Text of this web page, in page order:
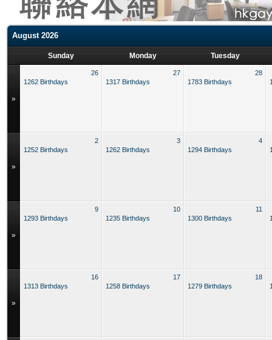
August 2026
Sunday Monday Tuesday
»
26
1262 Birthdays
27
1317 Birthdays
28
1783 Birthdays
»
2
1252 Birthdays
3
1262 Birthdays
4
1294 Birthdays
»
9
1293 Birthdays
10
1235 Birthdays
11
1300 Birthdays
»
16
1313 Birthdays
17
1258 Birthdays
18
1279 Birthdays